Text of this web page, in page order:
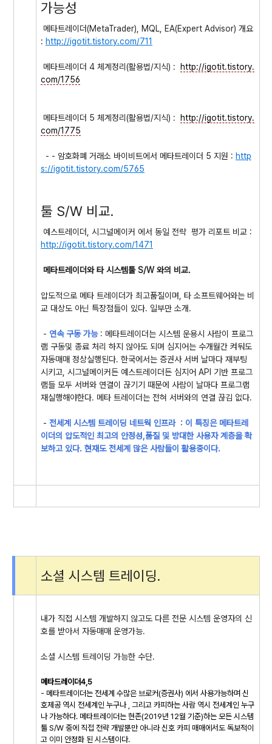
가능성
메타트레이더(MetaTrader), MQL, EA(Expert Advisor) 개요
: http://igotit.tistory.com/711
메타트레이더 4 체계정리(활용법/지식) :
http://igotit.tistory.
com/1756
메타트레이더 5 체계정리(활용법/지식) :
http://igotit.tistory.
com/1775
- - 암호화폐 거래소 바이비트에서 메타트레이더 5 지원 : http
s://igotit.tistory.com/5765
툴 S/W 비교.
예스트레이더, 시그널메이커 에서 동일 전략 평가 리포트 비교 :
http://igotit.tistory.com/1471
메타트레이더와 타 시스템툴 S/W 와의 비교.
압도적으로 메타 트레이더가 최고품질이며, 타 소프트웨어와는 비
교 대상도 아닌 특장점들이 있다. 일부만 소개.
- 연속 구동 가능: 메타트레이더는 시스템 운용시 사람이 프로그
램 구동및 종료 처리 하지 않아도 되며 심지어는 수개월간 켜둬도
자동매매 정상실행된다. 한국에서는 증권사 서버 날마다 재부팅
시키고, 시그널메이커든 예스트레이더든 심지어 API 기반 프로그
램들 모두 서버와 연결이 끊기기 때문에 사람이 날마다 프로그램
재실행해야한다. 메타 트레이더는 전혀 서버와의 연결 끊김 없다.
- 전세계 시스템 트레이딩 네트웍 인프라 : 이 특징은 메타트레
이더의 압도적인 최고의 안정성,품질 및 방대한 사용자 계층을 확
보하고 있다. 현재도 전세계 많은 사람들이 활용중이다.
소셜 시스템 트레이딩.
내가 직접 시스템 개발하지 않고도 다른 전문 시스템 운영자의 신
호를 받아서 자동매매 운영가능.
소셜 시스템 트레이딩 가능한 수단.
메타드레이더4,5
- 메타트레이더는 전세계 수많은 브로커(증권사) 에서 사용가능하며 신
호제공 역시 전세계인 누구나 , 그리고 카피하는 사람 역시 전세계인 누구
나 가능하다. 메타트레이더는 현존(2019년 12월 기준)하는 모든 시스템
툴 S/W 중에 직접 전략 개발뿐만 아니라 신호 카피 매매에서도 독보적이
고 이미 안정화 된 시스템이다.